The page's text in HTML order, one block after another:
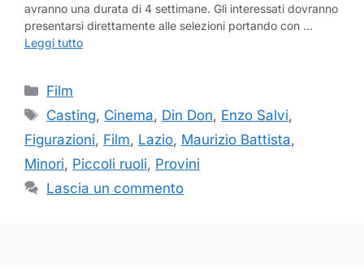
avranno una durata di 4 settimane. Gli interessati dovranno
presentarsi direttamente alle selezioni portando con …
Leggi tutto
Categorie
Film
Tag
Casting, Cinema, Din Don, Enzo Salvi,
Figurazioni, Film, Lazio, Maurizio Battista,
Minori, Piccoli ruoli, Provini
Lascia un commento